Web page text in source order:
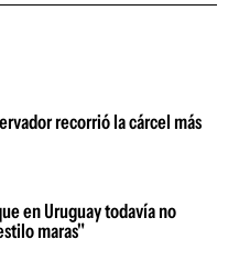
recorrió la cárcel más
en Uruguay todavía no
maras"